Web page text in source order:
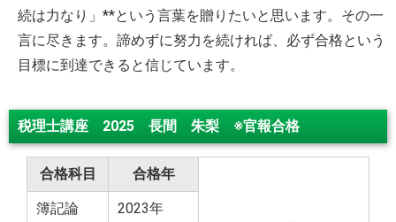
続は力なり」**という言葉を贈りたいと思います。その一
言に尽きます。諦めずに努力を続ければ、必ず合格という
目標に到達できると信じています。
税理士講座 2025 長間 朱梨 ※官報合格
合格科目 合格年
簿記論 2023年